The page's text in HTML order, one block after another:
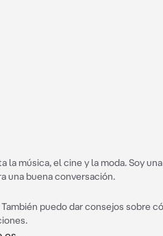
la música, el cine y la moda. Soy
una buena conversación.
puedo dar consejos sobre